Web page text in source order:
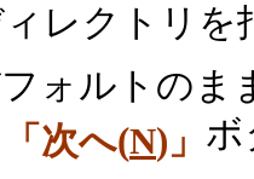
レクトリを
ォルトのま
「次へ(N)」